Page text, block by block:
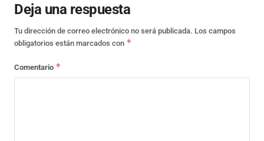
Deja una respuesta
Tu dirección de correo electrónico no será publicada. Los campos
obligatorios están marcados con *
Comentario *